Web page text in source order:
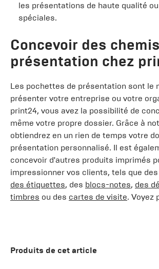
les présentations de haute qualité
spéciales.
Concevoir des
présentation chez
Les pochettes de présentation sont le
présenter votre entreprise ou votre
print24, vous avez la possibilité de
même votre propre dossier. Grâce à
obtiendrez en un rien de temps votre
présentation personnalisé. Il est
concevoir d'autres produits imprimés
impressionner vos clients, tels que des
des étiquettes, des blocs-notes, des
timbres ou des cartes de visite. Voyez
Produits de cet article